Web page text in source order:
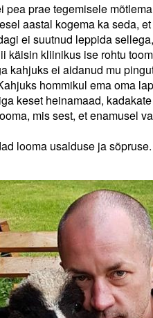
pea prae tegemisele
aastal kogema ka seda,
ei suutnud leppida
käisin kliinikus ise rohtu
kahjuks ei aidanud mu
hommikul ema oma
keset heinamaad,
mis sest, et enamusel
looma usalduse ja